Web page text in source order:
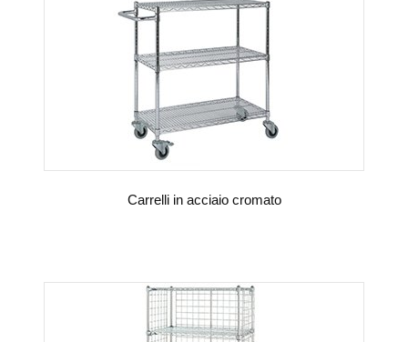
Carrelli in acciaio cromato